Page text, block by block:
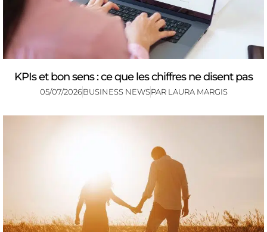
KPIs et bon sens : ce que les chiffres ne disent pas
05/07/2026BUSINESS NEWSPAR LAURA MARGIS